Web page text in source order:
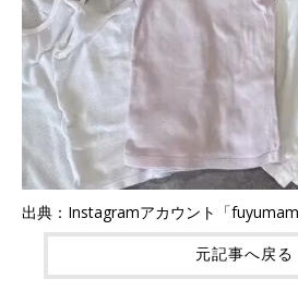
出典：Instagramアカウント「
元記事へ戻る